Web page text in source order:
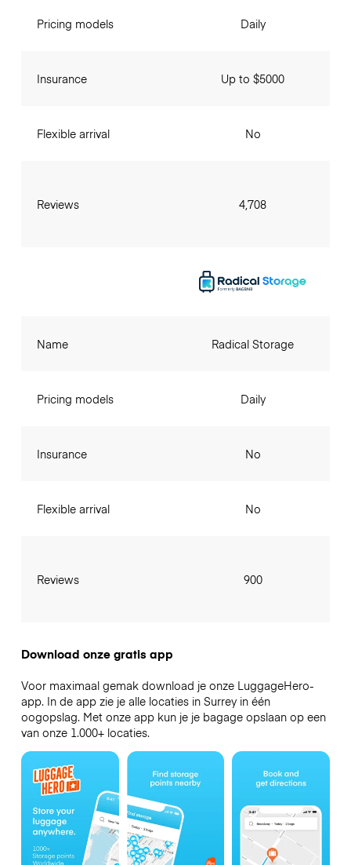
Pricing models
Insurance
Flexible arrival
Reviews
Daily
Up to $5000
No
4,708
Name
Pricing models
Insurance
Flexible arrival
Reviews
Radical Storage
Daily
No
No
900
Download onze gratis app
Voor maximaal gemak download je onze LuggageHero-
app. In de app zie je alle locaties in Surrey in één
oogopslag. Met onze app kun je je bagage opslaan op een
van onze 1.000+ locaties.